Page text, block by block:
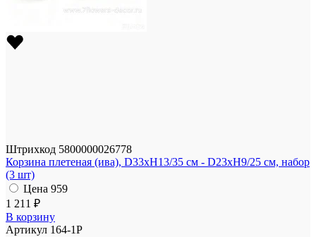
Штрихкод 5800000026778
Корзина плетеная (ива), D33xH13/35 см - D23xH9/25 см, набор
(3 шт)
Цена 959
1 211 ₽
В корзину
Артикул 164-1P